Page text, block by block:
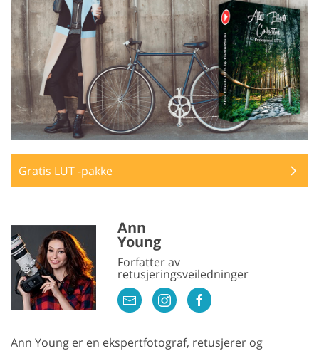
Gratis LUT -pakke
Ann
Young
Forfatter av
retusjeringsveiledninger
Ann Young er en ekspertfotograf, retusjerer og